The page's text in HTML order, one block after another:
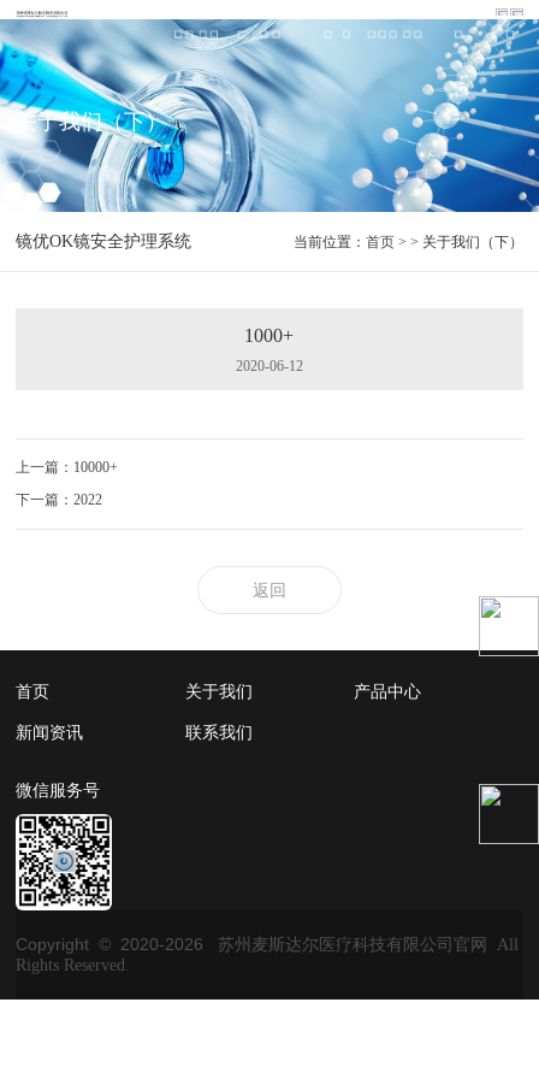
关于我们（下）
镜优OK镜安全护理系统 当前位置： 首页> > 关于我们（下）
1000+
2020-06-12
上一篇：10000+
下一篇：2022
返回
首页 关于我们 产品中心
新闻资讯 联系我们
微信服务号
Copyright © 2020-2026
苏州麦斯达尔医疗科技有限公司官网 All
Rights Reserved.